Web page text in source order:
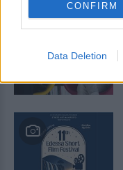
CONFIRM
Data Deletion